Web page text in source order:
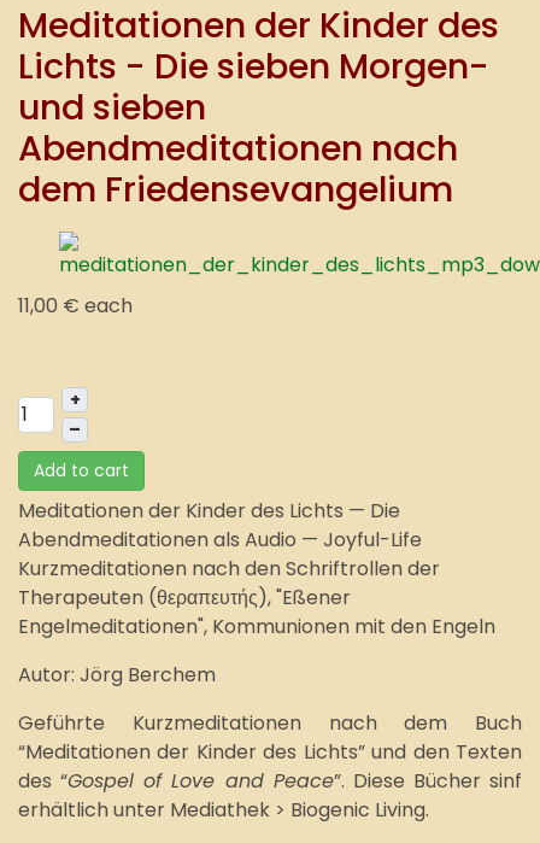
Meditationen der Kinder des
Lichts - Die sieben Morgen-
und sieben
Abendmeditationen nach
dem Friedensevangelium
11,00 € each
+
–
Add to cart
Meditationen der Kinder des Lichts — Die
Abendmeditationen als Audio — Joyful-Life
Kurzmeditationen nach den Schriftrollen der
Therapeuten (θεραπευτής), "Eßener
Engelmeditationen", Kommunionen mit den Engeln
Autor: Jörg Berchem
Geführte Kurzmeditationen nach dem Buch
“Meditationen der Kinder des Lichts” und den Texten
des “Gospel of Love and Peace”. Diese Bücher sinf
erhältlich unter Mediathek > Biogenic Living.